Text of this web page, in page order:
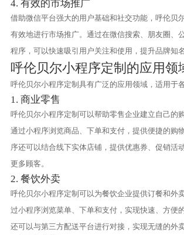
4. 有效的市场推广
借助微信平台强大的用户基础和社交功能，呼伦贝
有效地进行市场推广。通过在微信搜索、朋友圈、
程序，可以快速吸引用户关注和使用，提升品牌知
呼伦贝尔小程序定制的应用领
呼伦贝尔小程序定制具有广泛的应用领域，适用于
1. 商业零售
呼伦贝尔小程序定制可以帮助零售企业建立自己的
通过小程序浏览商品、下单和支付，提供便捷的购
序还可以结合线下实体店铺，提供优惠券、促销活
更多顾客。
2. 餐饮外卖
呼伦贝尔小程序定制可以为餐饮企业提供订餐和外
过小程序浏览菜单、下单和支付，实现快速、方便
还可以与第三方配送平台进行对接，实现无缝的外